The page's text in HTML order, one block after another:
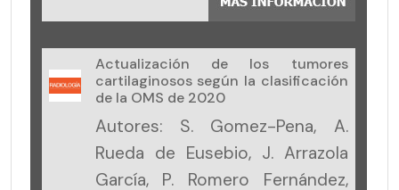
Actualización de los tumores
cartilaginosos según la clasificación
de la OMS de 2020
Autores: S. Gomez-Pena, A.
Rueda de Eusebio, J. Arrazola
García, P. Romero Fernández,